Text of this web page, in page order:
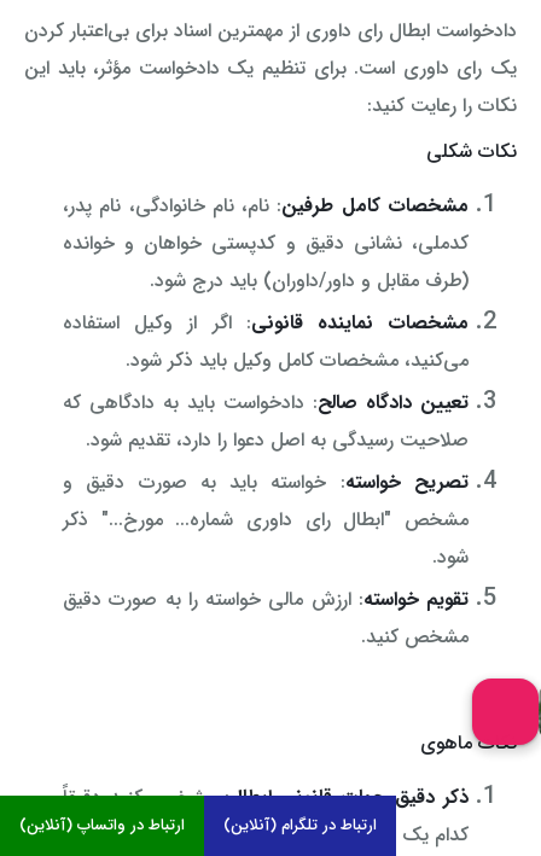
دادخواست ابطال رای داوری از مهمترین اسناد برای بی‌اعتبار کردن
یک رای داوری است. برای تنظیم یک دادخواست مؤثر، باید این
نکات را رعایت کنید:
نکات شکلی
مشخصات کامل طرفین: نام، نام خانوادگی، نام پدر،
کدملی، نشانی دقیق و کدپستی خواهان و خوانده
(طرف مقابل و داور/داوران) باید درج شود.
مشخصات نماینده قانونی: اگر از وکیل استفاده
می‌کنید، مشخصات کامل وکیل باید ذکر شود.
تعیین دادگاه صالح: دادخواست باید به دادگاهی که
صلاحیت رسیدگی به اصل دعوا را دارد، تقدیم شود.
تصریح خواسته: خواسته باید به صورت دقیق و
مشخص "ابطال رای داوری شماره... مورخ..." ذکر
شود.
تقویم خواسته: ارزش مالی خواسته را به صورت دقیق
مشخص کنید.
نکات ماهوی
ذکر دقیق جهات قانونی ابطال: مشخص کنید دقیقاً
کدام یک از جهات قانونی ابطال (مذکور در مواد ۴۸۹ و
ارتباط در واتساپ (آنلاین) ارتباط در تلگرام (آنلاین)